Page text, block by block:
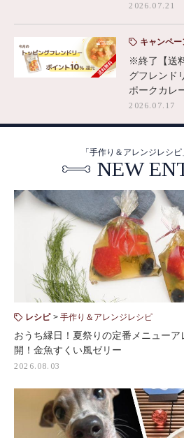
2026.07.21
キャンペー
※終了【送
グフレンド
ポークカレ
2026.07.17
「手作り＆アレンジレシ
NEW
レシピ 手作り＆アレンジレシピ
おうち縁日！夏祭りの定番メニュー
開！金魚すくい風ゼリー
2026.08.03